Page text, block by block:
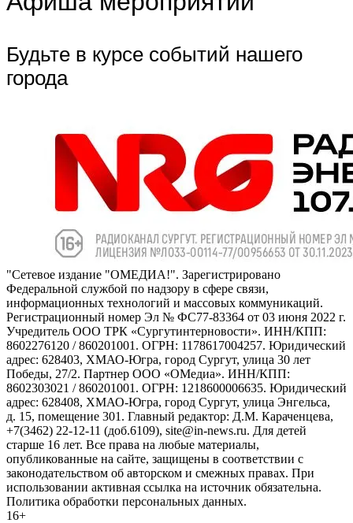
Будьте в курсе событий нашего
города
"Сетевое издание "ОМЕДИА!". Зарегистрировано
Федеральной службой по надзору в сфере связи,
информационных технологий и массовых коммуникаций.
Регистрационный номер Эл № ФС77-83364 от 03 июня 2022 г.
Учредитель ООО ТРК «Сургутинтерновости». ИНН/КПП:
8602276120 / 860201001. ОГРН: 1178617004257. Юридический
адрес: 628403, ХМАО-Югра, город Сургут, улица 30 лет
Победы, 27/2. Партнер ООО «ОМедиа». ИНН/КПП:
8602303021 / 860201001. ОГРН: 1218600006635. Юридический
адрес: 628408, ХМАО-Югра, город Сургут, улица Энгельса,
д. 15, помещение 301. Главный редактор: Д.М. Караченцева,
+7(3462) 22-12-11 (доб.6109), site@in-news.ru. Для детей
старше 16 лет. Все права на любые материалы,
опубликованные на сайте, защищены в соответствии с
законодательством об авторском и смежных правах. При
использовании активная ссылка на источник обязательна.
Политика обработки персональных данных.
16+